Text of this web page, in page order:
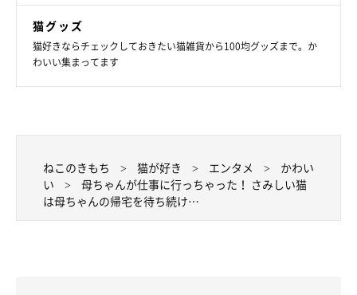
猫グッズ
猫好きならチェックしておきたい猫雑貨から100均グッズまで。か
わいい集まってます
ねこのきもち 猫が好き エンタメ
かわい
い
母ちゃんが仕事に行っちゃった！ さみしい猫
は母ちゃんの帰宅を待ち続け…